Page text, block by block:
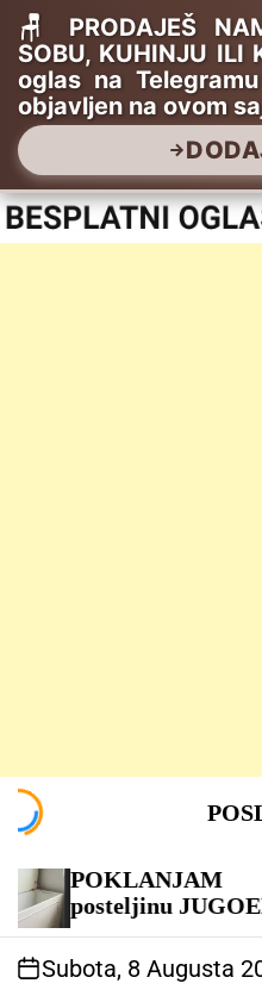
🪑 PRODAJEŠ
SOBU, KUHINJU ILI
oglas na
objavljen na ovom
c
POKLANJAM
posteljinu
Subota, 8 Augusta